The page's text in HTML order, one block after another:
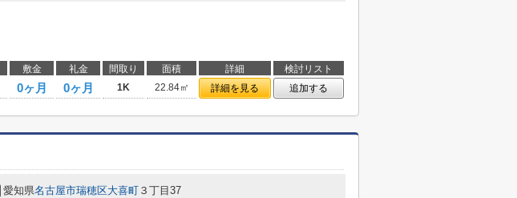
敷金 礼金 間取り 面積 詳細
検討リスト
0ヶ月 0ヶ月 1K 22.84㎡ 詳細を見る 追加する
愛知県名古屋市瑞穂区大喜町 ３丁目37